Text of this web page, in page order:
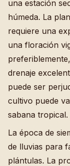
una estación
húmeda. La
requiere una
una floración
drenaje
puede ser
cultivo puede
sabana tropical.
La época de
de lluvias para
plántulas. La